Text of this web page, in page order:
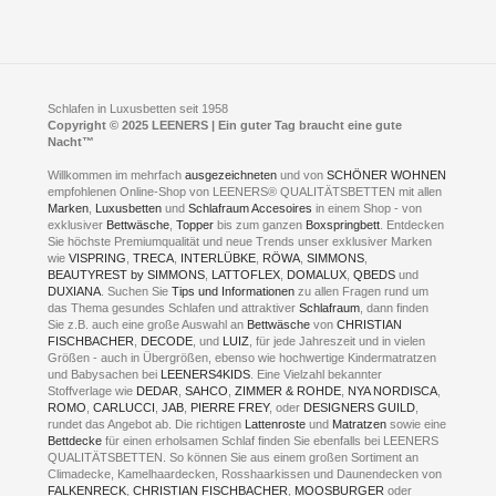
Jobs
Fotoalbum
Kontakt
Neuer Showroom für unsere Onlineartikel.
Kontakt via:WhatsApp
Kontakt via:eMail
mögliche Zeiten für eine Showroom Terminreservierung
MO und DI geschlossen
MI - FR 11 bis 17 Uhr
SA 11 bis 15 Uhr
ONLINEBERATUNG UND
TERMIN- RESERVIERUNG
+49 (0) 2331 408 11
+49 (0) 1633 688 213
Schlafen in Luxusbetten seit 1958
Copyright © 2025 LEENERS | Ein guter Tag braucht eine gute
Nacht™
Willkommen im mehrfachausgezeichnetenund vonSCHÖNER WOHNEN
empfohlenen Online-Shop von LEENERS® QUALITÄTSBETTEN mit allen
Marken Luxusbetten undSchlafraum Accesoires in einem Shop - von
exklusiver Bettwäsche ,Topper bis zum ganzen Boxspringbett . Entdecken
Sie höchste Premiumqualität und neue Trends unser exklusiver Marken
wieVISPRING ,TRECA INTERLÜBKE RÖWA ,SIMMONS
BEAUTYREST by SIMMONS LATTOFLEX DOMALUX ,QBEDS und
DUXIANA . Suchen SieTips und Informationen zu allen Fragen rund um
das Thema gesundes Schlafen und attraktiverSchlafraum , dann finden
Sie z.B. auch eine große Auswahl an Bettwäsche vonCHRISTIAN
FISCHBACHER
DECODE , und LUIZ , für jede Jahreszeit und in vielen
Größen - auch in Übergrößen, ebenso wie hochwertige Kindermatratzen
und Babysachen bei LEENERS4KIDS . Eine Vielzahl bekannter
Stoffverlage wie DEDAR ,SAHCO ,ZIMMER & ROHDE NYA NORDISCA
ROMO ,CARLUCCI ,JAB PIERRE FREY, oder DESIGNERS GUILD
rundet das Angebot ab. Die richtigen Lattenroste und Matratzen sowie eine
Bettdecke für einen erholsamen Schlaf finden Sie ebenfalls bei LEENERS
QUALITÄTSBETTEN. So können Sie aus einem großen Sortiment an
Climadecke, Kamelhaardecken, Rosshaarkissen und Daunendecken von
FALKENRECK ,CHRISTIAN FISCHBACHER MOOSBURGER oder